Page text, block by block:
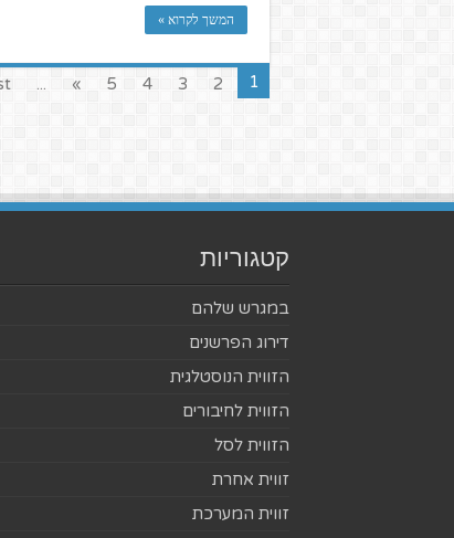
המשך לקרוא »
1
2
3
4
5
»
...
»
קטגוריות
במגרש שלהם
דירוג הפרשנים
הזווית הנוסטלגית
הזווית לחיבורים
הזווית לסל
זווית אחרת
זווית המערכת